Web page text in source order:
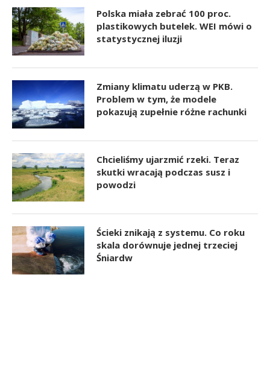
Polska miała zebrać 100 proc.
plastikowych butelek. WEI mówi o
statystycznej iluzji
Zmiany klimatu uderzą w PKB.
Problem w tym, że modele
pokazują zupełnie różne rachunki
Chcieliśmy ujarzmić rzeki. Teraz
skutki wracają podczas susz i
powodzi
Ścieki znikają z systemu. Co roku
skala dorównuje jednej trzeciej
Śniardw